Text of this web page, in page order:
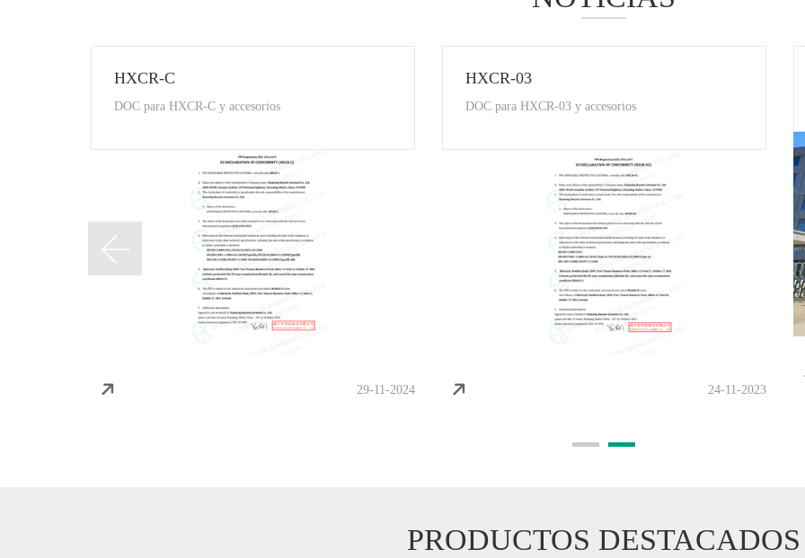
Nueva vista de nuestra fábrica
20-04-2024
HUAXIN-T
Esta es la declaración de conformidad de la UE para
PRODUCTOS DESTACADOS